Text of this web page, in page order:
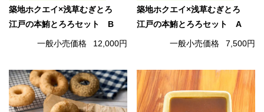
築地ホクエイ×浅草むぎとろ
江戸の本鮪とろろセット B
一般小売価格 12,000円
築地ホクエイ×浅草むぎとろ
江戸の本鮪とろろセット A
一般小売価格 7,500円